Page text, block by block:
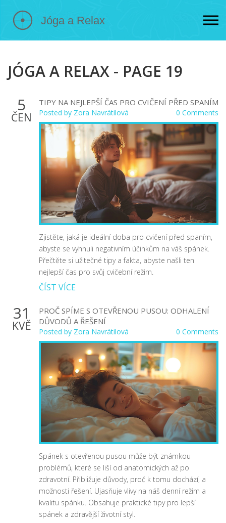
JÓGA A RELAX - PAGE 19
5
ČEN
TIPY NA NEJLEPŠÍ ČAS PRO CVIČENÍ PŘED SPANÍM
Posted by Zora Navrátilová 0 Comments
Zjistěte, jaká je ideální doba pro cvičení před spaním,
abyste se vyhnuli negativním účinkům na váš spánek.
Přečtěte si užitečné tipy a fakta, abyste našli ten
nejlepší čas pro svůj cvičební režim.
ČÍST VÍCE
31
KVĚ
PROČ SPÍME S OTEVŘENOU PUSOU: ODHALENÍ
DŮVODŮ A ŘEŠENÍ
Posted by Zora Navrátilová 0 Comments
Spánek s otevřenou pusou může být známkou
problémů, které se liší od anatomických až po
zdravotní. Přibližuje důvody, proč k tomu dochází, a
možnosti řešení. Ujasňuje vlivy na náš denní režim a
kvalitu spánku. Obsahuje praktické tipy pro lepší
spánek a zdravější životní styl.